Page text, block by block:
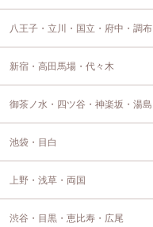
八王子・立川・国立・府中・調布
新宿・高田馬場・代々木
御茶ノ水・四ツ谷・神楽坂・湯島
池袋・目白
上野・浅草・両国
渋谷・目黒・恵比寿・広尾